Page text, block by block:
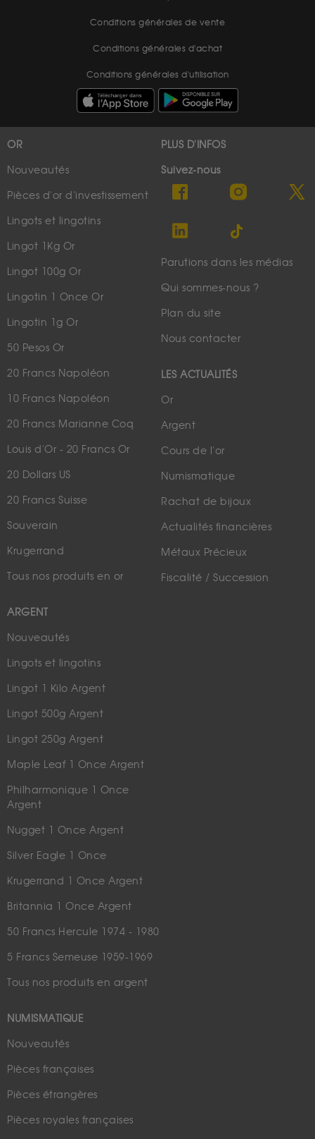
Conditions générales de vente
Conditions générales d'achat
Conditions générales d'utilisation
OR
Nouveautés
Pièces d'or d'investissement
Lingots et lingotins
Lingot 1Kg Or
Lingot 100g Or
Lingotin 1 Once Or
Lingotin 1g Or
50 Pesos Or
20 Francs Napoléon
10 Francs Napoléon
20 Francs Marianne Coq
Louis d'Or - 20 Francs Or
20 Dollars US
20 Francs Suisse
Souverain
Krugerrand
Tous nos produits en or
ARGENT
Nouveautés
Lingots et lingotins
Lingot 1 Kilo Argent
Lingot 500g Argent
Lingot 250g Argent
Maple Leaf 1 Once Argent
Philharmonique 1 Once
Argent
Nugget 1 Once Argent
Silver Eagle 1 Once
Krugerrand 1 Once Argent
Britannia 1 Once Argent
50 Francs Hercule 1974 - 1980
5 Francs Semeuse 1959-1969
Tous nos produits en argent
NUMISMATIQUE
Nouveautés
Pièces françaises
Pièces étrangères
Pièces royales françaises
PLUS D'INFOS
Suivez-nous
Parutions dans les médias
Qui sommes-nous ?
Plan du site
Nous contacter
LES ACTUALITÉS
Or
Argent
Cours de l'or
Numismatique
Rachat de bijoux
Actualités financières
Métaux Précieux
Fiscalité / Succession